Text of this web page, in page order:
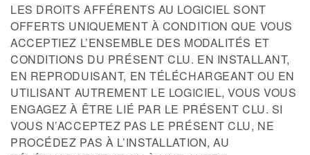
LES DROITS AFFÉRENTS AU LOGICIEL SONT
OFFERTS UNIQUEMENT À CONDITION QUE VOUS
ACCEPTIEZ L’ENSEMBLE DES MODALITÉS ET
CONDITIONS DU PRÉSENT CLU. EN INSTALLANT,
EN REPRODUISANT, EN TÉLÉCHARGEANT OU EN
UTILISANT AUTREMENT LE LOGICIEL, VOUS VOUS
ENGAGEZ À ÊTRE LIÉ PAR LE PRÉSENT CLU. SI
VOUS N’ACCEPTEZ PAS LE PRÉSENT CLU, NE
PROCÉDEZ PAS À L’INSTALLATION, AU